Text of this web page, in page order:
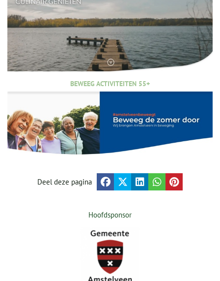
BEWEEG ACTIVITEITEN 55+
Deel deze pagina
Hoofdsponsor